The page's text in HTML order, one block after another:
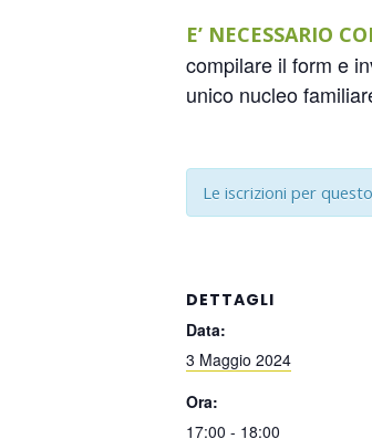
E’ NECESSARIO
compilare il form e
unico nucleo
Le iscrizioni per
DETTAGLI
Data:
3 Maggio 2024
Ora:
17:00 - 18:00